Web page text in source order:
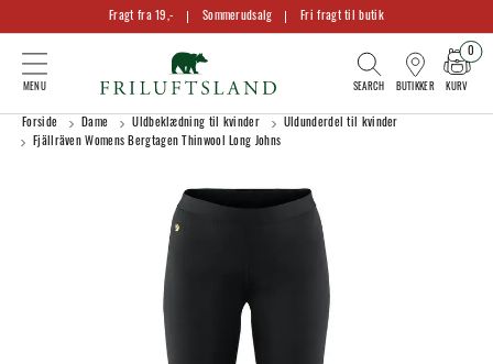
Fragt fra 19,- Sommerudsalg Fri fragt til butik
BUTIKKER KURV
0
Forside Dame Uldbeklædning til kvinder
Uldunderdel til kvinder
Fjällräven Womens Bergtagen Thinwool Long Johns